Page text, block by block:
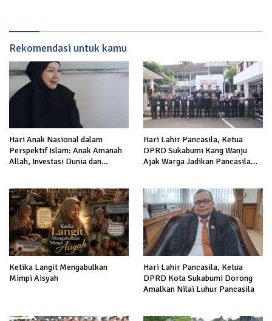
Rekomendasi untuk kamu
Hari Anak Nasional dalam
Perspektif Islam: Anak Amanah
Allah, Investasi Dunia dan
Hari Lahir Pancasila, Ketua
DPRD Sukabumi Kang Wanju
Ajak Warga Jadikan Pancasila
Ketika Langit Mengabulkan
Mimpi Aisyah
Hari Lahir Pancasila, Ketua
DPRD Kota Sukabumi Dorong
Amalkan Nilai Luhur Pancasila